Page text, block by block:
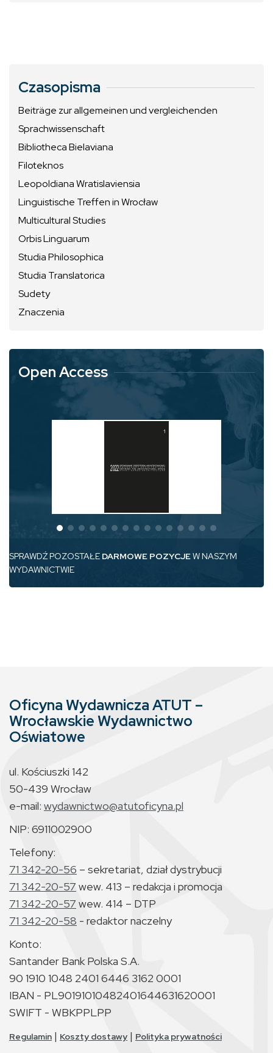
Czasopisma
Beiträge zur allgemeinen und vergleichenden
Sprachwissenschaft
Bibliotheca Bielaviana
Filoteknos
Leopoldiana Wratislaviensia
Linguistische Treffen in Wrocław
Multicultural Studies
Orbis Linguarum
Studia Philosophica
Studia Translatorica
Sudety
Znaczenia
Open Access
SPRAWDŹ POZOSTAŁE DARMOWE POZYCJEW NASZYM
WYDAWNICTWIE
Oficyna Wydawnicza ATUT –
Wrocławskie Wydawnictwo
Oświatowe
ul. Kościuszki 142
50-439 Wrocław
e-mail: wydawnictwo@atutoficyna.pl
NIP: 6911002900
Telefony:
71 342-20-56 – sekretariat, dział dystrybucji
71 342-20-57 wew. 413 – redakcja i promocja
71 342-20-57 wew. 414 – DTP
71 342-20-58 - redaktor naczelny
Konto:
Santander Bank Polska S.A.
90 1910 1048 2401 6446 3162 0001
IBAN - PL90191010482401644631620001
SWIFT - WBKPPLPP
Regulamin | Koszty dostawy | Polityka prywatności